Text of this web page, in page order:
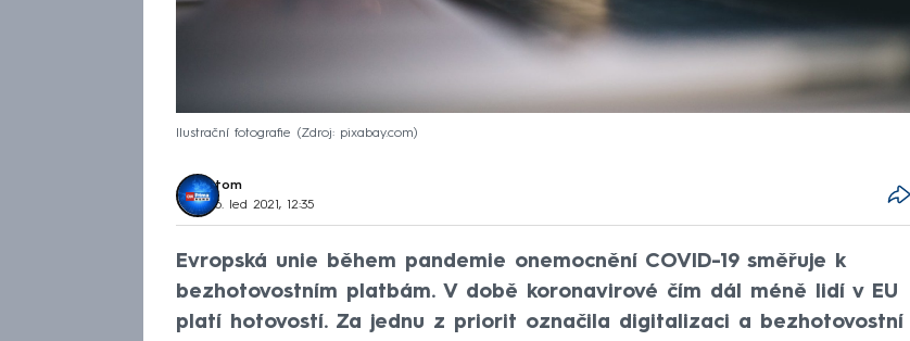
Ilustrační fotografie Zdroj: pixabay.com
tom
6. led 2021, 12:35
Evropská unie během pandemie onemocnění COVID-19 směřuje k
bezhotovostním platbám. V době koronavirové čím dál méně lidí v EU
platí hotovostí. Za jednu z priorit označila digitalizaci a bezhotovostní